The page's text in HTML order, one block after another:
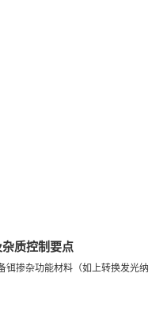
质控制要点
铒掺杂功能材料（如上转换发光纳